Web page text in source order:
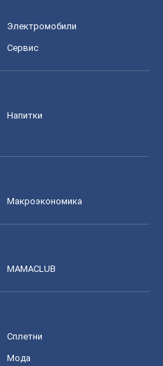
Электромобили
Сервис
Напитки
Mакроэкономика
MAMACLUB
Сплетни
Мода